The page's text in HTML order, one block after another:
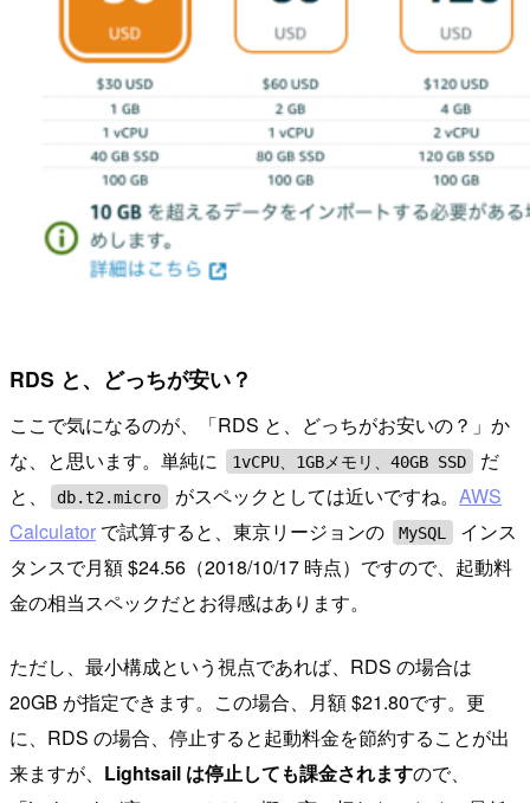
RDS と、どっちが安い？
ここで気になるのが、「RDS と、どっちがお安いの？」か
な、と思います。単純に
1vCPU、1GBメモリ、40GB SSD
だ
と、
db.t2.micro がスペックとしては近いですね。AWS
Calculator で試算すると、東京リージョンの MySQL
インス
タンスで月額 $24.56（2018/10/17 時点）ですので、起動料
金の相当スペックだとお得感はあります。
ただし、最小構成という視点であれば、RDS の場合は
20GB が指定できます。この場合、月額 $21.80です。更
に、RDS の場合、停止すると起動料金を節約することが出
来ますが、 Lightsail は停止しても課金されますので、